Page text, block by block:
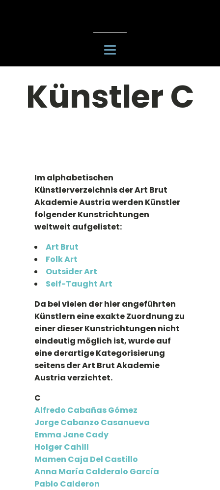
Künstler C
Im alphabetischen
Künstlerverzeichnis der Art Brut
Akademie Austria werden Künstler
folgender Kunstrichtungen
weltweit aufgelistet:
Art Brut
Folk Art
Outsider Art
Self-Taught Art
Da bei vielen der hier angeführten
Künstlern eine exakte Zuordnung zu
einer dieser Kunstrichtungen nicht
eindeutig möglich ist, wurde auf
eine derartige Kategorisierung
seitens der Art Brut Akademie
Austria verzichtet.
C
Alfredo Cabañas Gómez
Jorge Cabanzo Casanueva
Emma Jane Cady
Holger Cahill
Mamen Caja Del Castillo
Anna María Calderalo García
Pablo Calderon